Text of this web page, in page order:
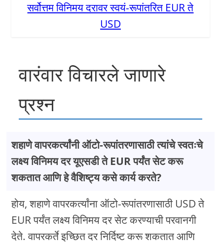
सर्वोत्तम विनिमय दरावर स्वयं-रूपांतरित EUR ते
USD
वारंवार विचारले जाणारे
प्रश्न
शहाणे वापरकर्त्यांनी ऑटो-रूपांतरणासाठी त्यांचे स्वतःचे
लक्ष्य विनिमय दर यूएसडी ते EUR पर्यंत सेट करू
शकतात आणि हे वैशिष्ट्य कसे कार्य करते?
होय, शहाणे वापरकर्त्यांना ऑटो-रूपांतरणासाठी USD ते
EUR पर्यंत लक्ष्य विनिमय दर सेट करण्याची परवानगी
देते. वापरकर्ते इच्छित दर निर्दिष्ट करू शकतात आणि